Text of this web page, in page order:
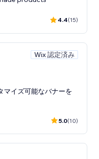
4.4(15)
Wix 認定済み
マイズ可能なバナーを
5.0(10)